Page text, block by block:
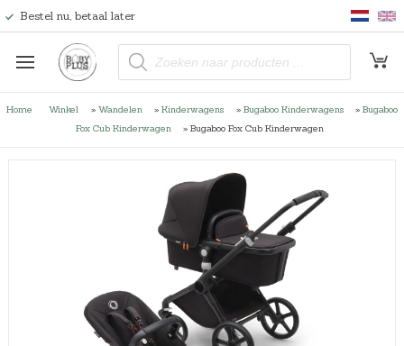
Bestel nu, betaal later
P
o
c
t
Home Winkel » Wandelen » Kinderwagens » Bugaboo Kinderwagens » Bugaboo
Fox Cub Kinderwagen
» Bugaboo Fox Cub Kinderwagen